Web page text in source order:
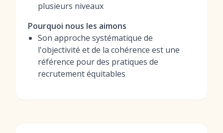
plusieurs niveaux
Pourquoi nous les aimons
Son approche systématique de
l'objectivité et de la cohérence est une
référence pour des pratiques de
recrutement équitables